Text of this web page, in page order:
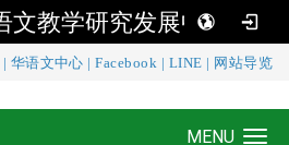
文教学研究发展中心
华语文中心 |Facebook LINE 网站导览
教学研究发展中心
MENU